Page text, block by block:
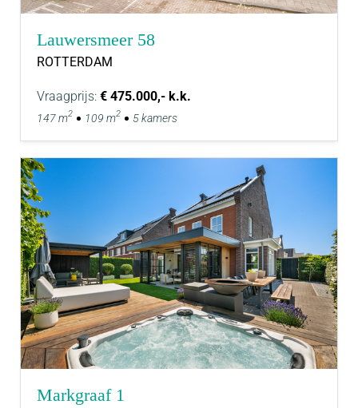
Lauwersmeer 58
ROTTERDAM
Vraagprijs: € 475.000,- k.k.
147 m2 109 m2 5 kamers
Markgraaf 1